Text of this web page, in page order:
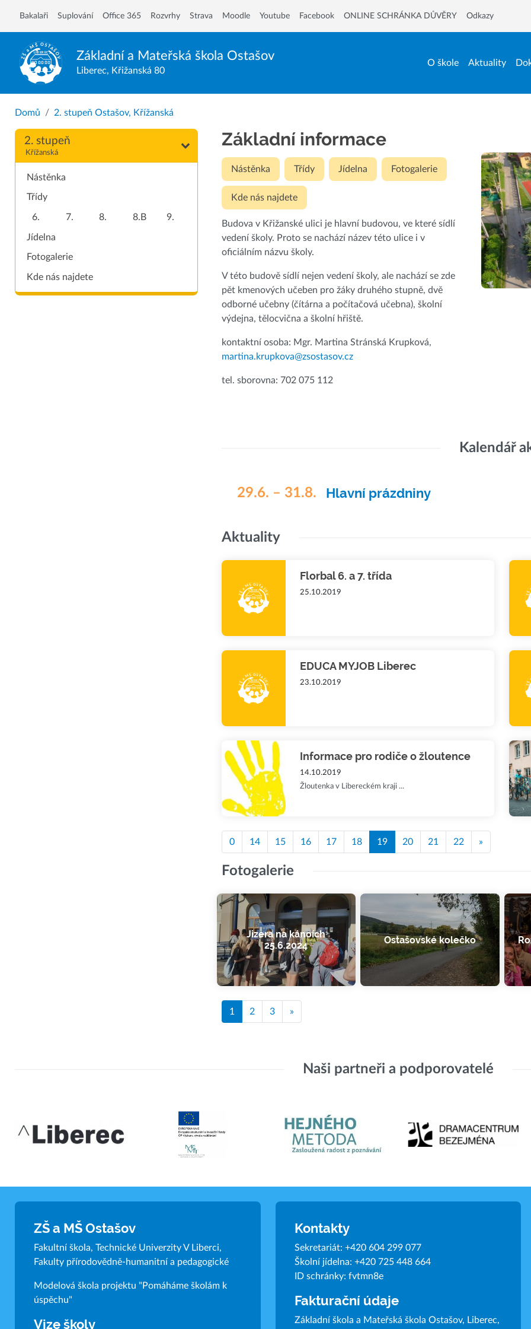
Základní a Mateřská škola Ostašov
Liberec, Křižanská 80
O škole Aktuality
Bakalaři Suplování Office 365 Rozvrhy Strava Moodle Youtube Facebook ONLINE SCHRÁNKA DŮVĚRY Odkazy
Domů 2. stupeň Ostašov, Křížanská
2. stupeň
Křížanská
Nástěnka
Třídy
6. 7. 8. 8.B 9.
Jídelna
Fotogalerie
Kde nás najdete
Základní informace
Nástěnka Třídy Jídelna Fotogalerie
Kde nás najdete
Budova v Křižanské ulici je hlavní budovou, ve které sídlí
vedení školy. Proto se nachází název této ulice i v
oficiálním názvu školy.
V této budově sídlí nejen vedení školy, ale nachází se zde
pět kmenových učeben pro žáky druhého stupně, dvě
odborné učebny (čítárna a počítačová učebna), školní
výdejna, tělocvična a školní hřiště.
kontaktní osoba: Mgr. Martina Stránská Krupková,
martina.krupkova@zsostasov.cz
tel. sborovna: 702 075 112
Kalendář
29.6. – 31.8. Hlavní prázdniny
Aktuality
Florbal 6. a 7. třída
25.10.2019
EDUCA MYJOB Liberec
23.10.2019
Informace pro rodiče o žloutence
14.10.2019
Žloutenka v Libereckém kraji ...
0 14 15 16 17 18 19 20 21 22 »
Fotogalerie
Jizera na kánoích
25.6.2024
Ostašovské kolečko
1 2 3 »
Naši partneři a podporovatelé
ZŠ a MŠ Ostašov
Fakultní škola, Technické Univerzity V Liberci,
Fakulty přírodovědně-humanitní a pedagogické
Modelová škola projektu "Pomáháme školám k
úspěchu"
Vize školy
Kontakty
Sekretariát: +420 604 299 077
Školní jídelna: +420 725 448 664
ID schránky: fvtmn8e
Fakturační údaje
Základní škola a Mateřská škola Ostašov, Liberec,